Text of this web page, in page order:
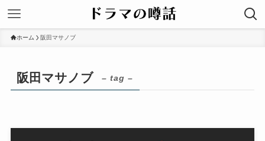
ホーム 阪田マサノブ
阪田マサノブ – tag –